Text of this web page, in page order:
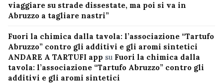
viaggiare su strade dissestate, ma poi si va in
Abruzzo a tagliare nastri”
Fuori la chimica dalla tavola: l’associazione “Tartufo
Abruzzo” contro gli additivi e gli aromi sintetici
ANDARE A TARTUFI app su Fuori la chimica dalla
tavola: l’associazione “Tartufo Abruzzo” contro gli
additivi e gli aromi sintetici